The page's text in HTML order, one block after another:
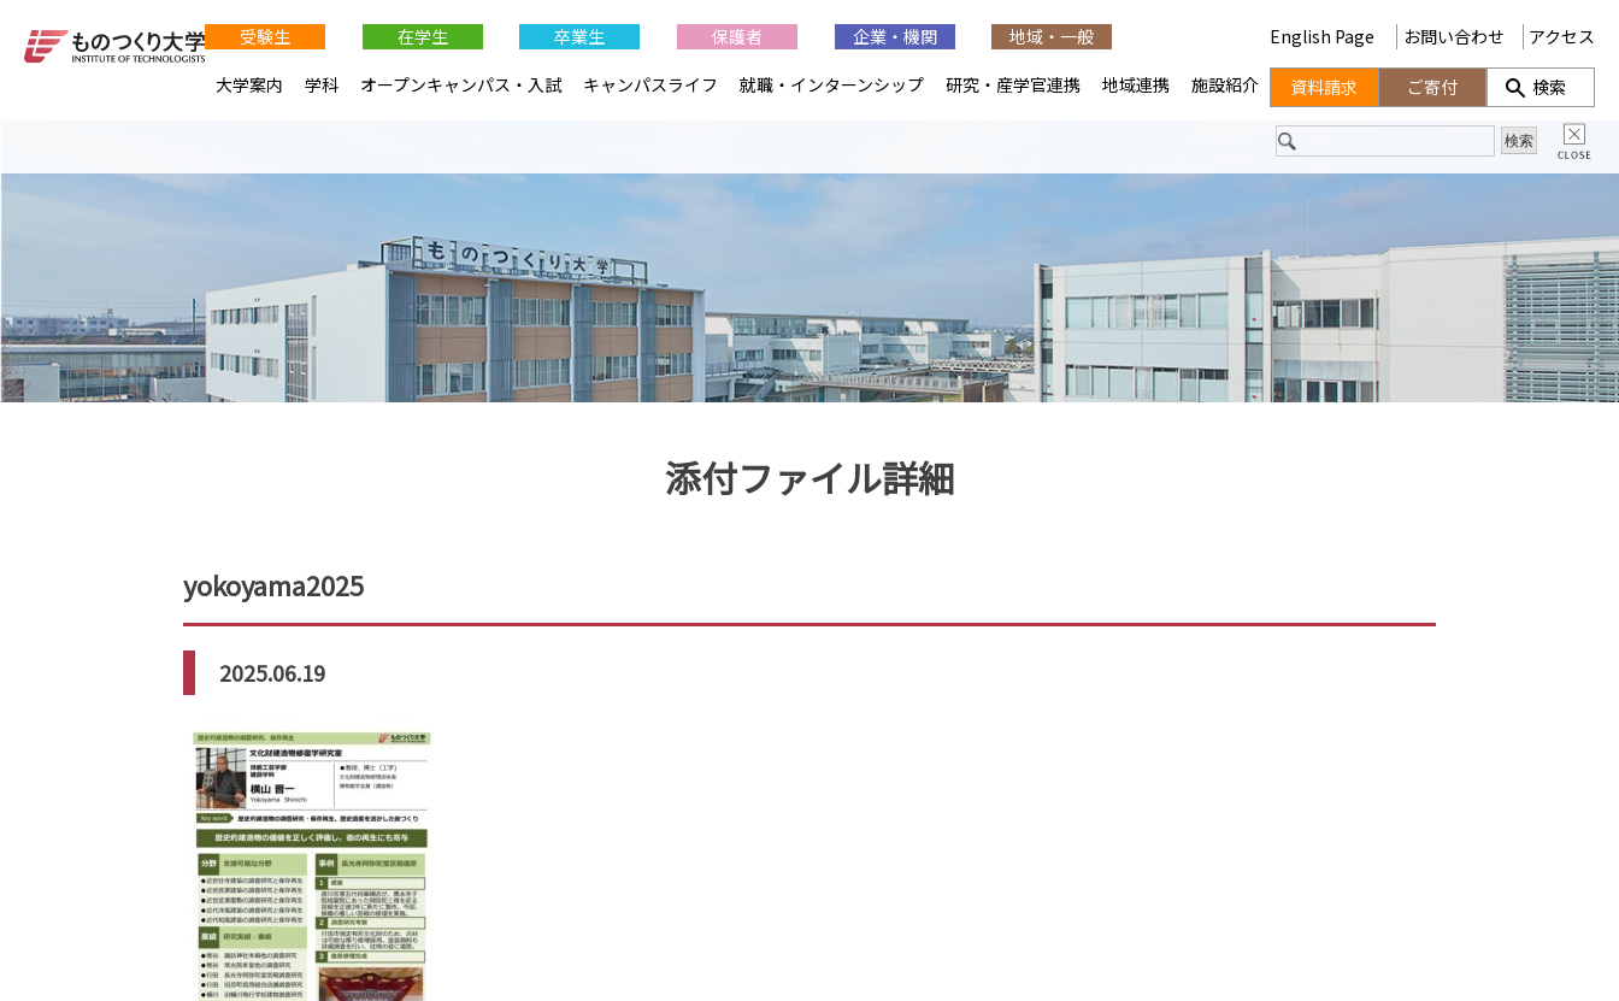
添付ファイル詳細
yokoyama2025
2025.06.19
受験生 在学生 卒業生 保護者 企業・機関
地域・一般
大学案内
学科 オープンキャンパス・入試 キャンパスライフ 就職・インターンシップ 研究・産学官連携 地域連携 施設紹介
English Page お問い合わせ アクセス
資料請求 ご寄付 検索